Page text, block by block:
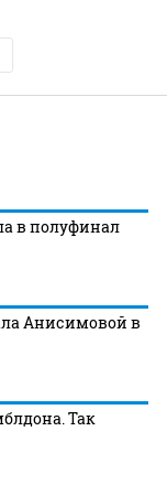
в полуфинал
Анисимовой в
Так